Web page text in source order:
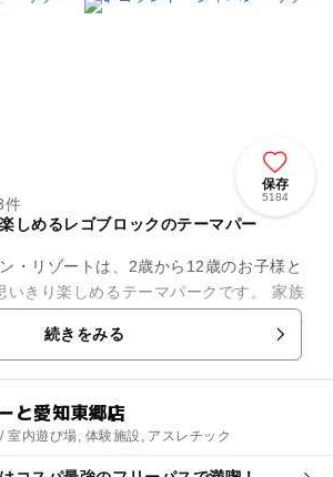
保存
5184
件
しめるレゴブロックのテーマパー
・リゾートは、2歳から12歳のお子様と
いきり楽しめるテーマパークです。 家族
たり、レゴモデルに触れたり作ったり
界...続きをみる
と愛知東郷店
室内遊び場, 体験施設, アスレチック